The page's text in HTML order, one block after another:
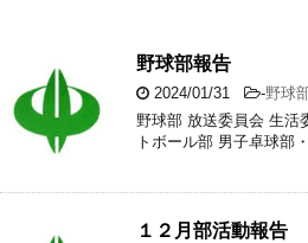
野球部報告
2024/01/31 -野球
野球部 放送委員会 生活
トボール部 男子卓球部
１２月部活動報告